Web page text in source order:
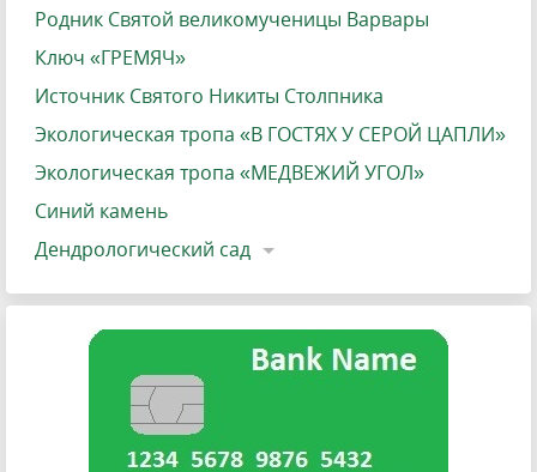
Родник Святой великомученицы Варвары
Ключ «ГРЕМЯЧ»
Источник Святого Никиты Столпника
Экологическая тропа «В ГОСТЯХ У СЕРОЙ ЦАПЛИ»
Экологическая тропа «МЕДВЕЖИЙ УГОЛ»
Синий камень
Дендрологический сад